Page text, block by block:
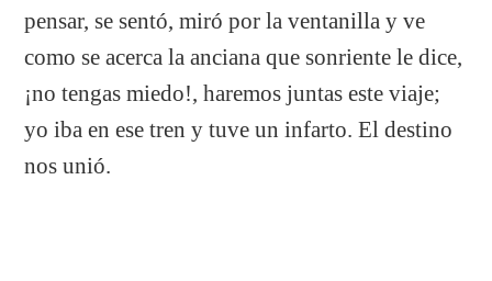
pensar, se sentó, miró por la ventanilla y ve
como se acerca la anciana que sonriente le dice,
¡no tengas miedo!, haremos juntas este viaje;
yo iba en ese tren y tuve un infarto. El destino
nos unió.